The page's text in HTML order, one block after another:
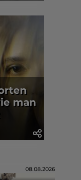
man
08.08.2026